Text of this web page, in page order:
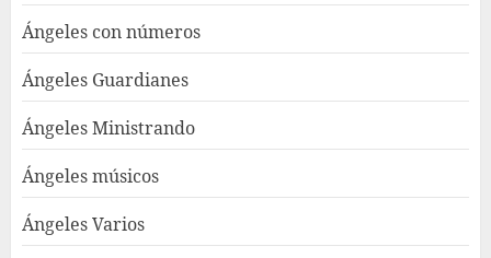
Ángeles con números
Ángeles Guardianes
Ángeles Ministrando
Ángeles músicos
Ángeles Varios